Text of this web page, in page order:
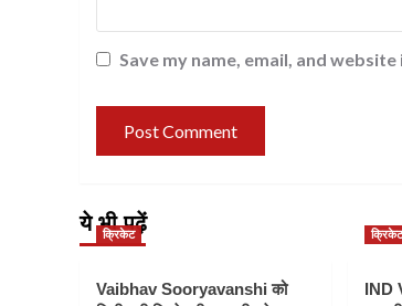
Save my name, email, and
ये भी पढ़ें
क्रिकेट
Vaibhav Sooryavanshi को
क्रिकेट
IND